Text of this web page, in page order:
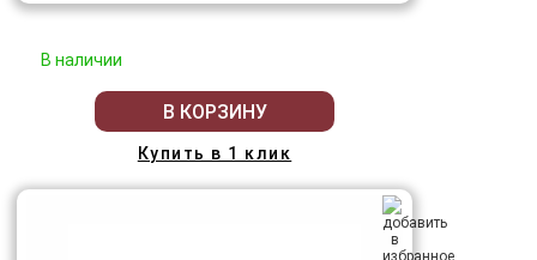
В наличии
В КОРЗИНУ
Купить в 1 клик